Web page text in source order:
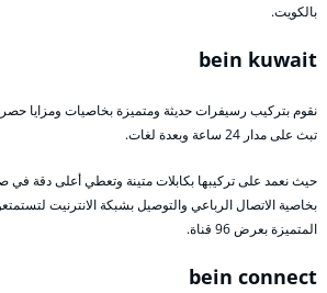
بالكويت.
bein kuwait
تبث على مدار 24 ساعة وبعدة لغات.
حيث نعمد على تركيبها بكابلات متينة وتعطي أعلى دقة في
بخاصية الاتصال الرباعي والتوصيل بشبكة الانترنيت
المتميزة بعرض 96 قناة.
bein connect